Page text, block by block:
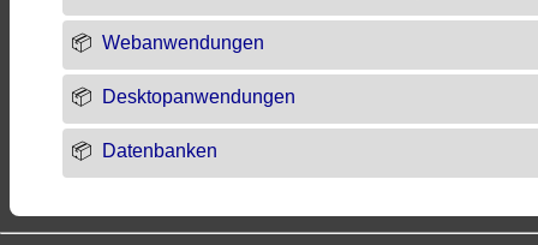
Webanwendungen
Desktopanwendungen
Datenbanken